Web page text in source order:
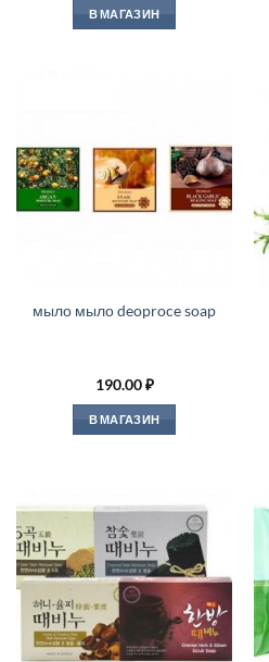
В МАГАЗИН
мыло мыло deoproce soap
190.00₽
В МАГАЗИН